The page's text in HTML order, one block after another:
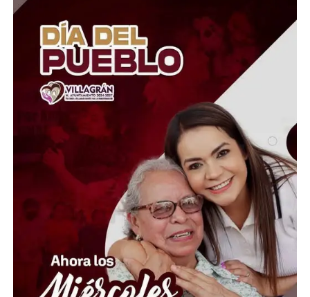
familiares y organizaciones para conocer toda la verdad
sobre lo sucedido.
La detención de Aguirre se suma a otras acciones
judiciales relacionadas con funcionarios y exfuncionarios
vinculados a la investigación. Ahora será un juez quien
determine su situación jurídica y si existen elementos
suficientes para continuar el proceso en su contra.